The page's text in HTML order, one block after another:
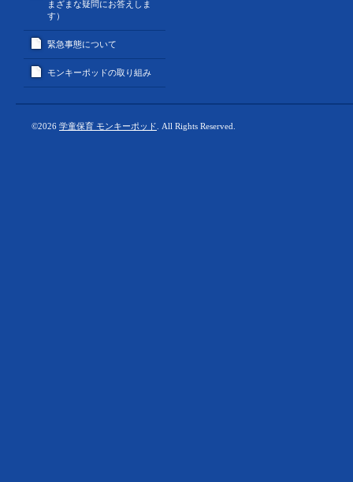
まざまな疑問にお答えしま
す）
緊急事態について
モンキーポッドの取り組み
©2026 学童保育 モンキーポッド . All Rights Reserved.